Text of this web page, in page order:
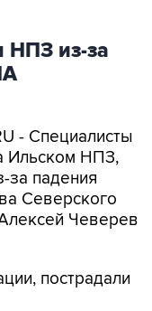
НПЗ из-за
- Специалисты
Ильском НПЗ,
за падения
Северского
Чеверев
пострадали